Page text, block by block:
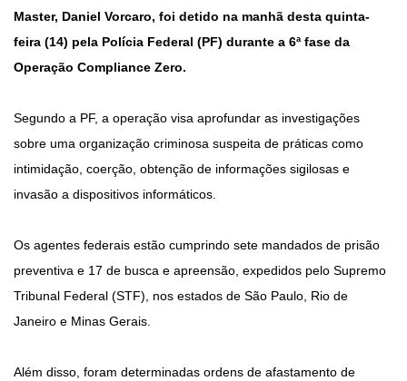
Master, Daniel Vorcaro, foi detido na manhã desta quinta-
feira (14) pela Polícia Federal (PF) durante a 6ª fase da
Operação Compliance Zero.
Segundo a PF, a operação visa aprofundar as investigações
sobre uma organização criminosa suspeita de práticas como
intimidação, coerção, obtenção de informações sigilosas e
invasão a dispositivos informáticos.
Os agentes federais estão cumprindo sete mandados de prisão
preventiva e 17 de busca e apreensão, expedidos pelo Supremo
Tribunal Federal (STF), nos estados de São Paulo, Rio de
Janeiro e Minas Gerais.
Além disso, foram determinadas ordens de afastamento de